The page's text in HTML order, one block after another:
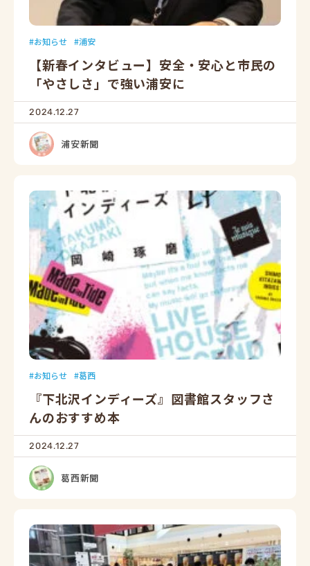
お知らせ 浦安
【新春インタビュー】安全・安心と市民の
「やさしさ」で強い浦安に
2024.12.27
浦安新聞
お知らせ 葛西
『下北沢インディーズ』図書館スタッフさ
んのおすすめ本
2024.12.27
葛西新聞